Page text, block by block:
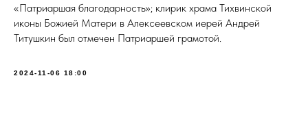
«Патриаршая благодарность»; клирик храма Тихвинской
иконы Божией Матери в Алексеевском иерей Андрей
Титушкин был отмечен Патриаршей грамотой.
2024-11-06 18:00